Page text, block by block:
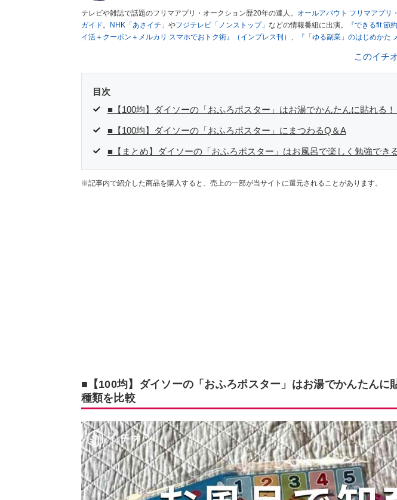
テレビや雑誌で話題のフリマアプリ・オークション歴20年の達人。
オールアバウト フリマアプリ
ガイド。 NHK「あさイチ」 やフジテレビ「ノンストップ」 などの情報番組に出演。
『できるfit 節
イ活＋クーポン＋メルカリ スマホでおトク術』（インプレス刊） 、
『「ゆる副業」のはじめかた
■経歴：2003年、夫が子育てをするために、突然会社を辞める。翌月からの給料が０円になり、
いた時間でできるオークションに目をつける。しかし、取引の仕方がわからずに、まずは落札者
を生活の一部に取り入れるべく、「ネットオークションやフリマアプリは生活のインフラになる」
た消費税増税の社会においては、ネットオークションやフリマアプリが家計の救世主になりえる
このイチ
目次
■【100均】ダイソーの「おふろポスター」はお湯でかんたんに貼れる
■【100均】ダイソーの「おふろポスター」にまつわるQ＆A
■【まとめ】ダイソーの「おふろポスター」はお風呂で楽しく勉強でき
※記事内で紹介した商品を購入すると、売上の一部が当サイトに還元されることがあります。
■【100均】ダイソーの「おふろポスター」はお湯でかんたんに
種類を比較